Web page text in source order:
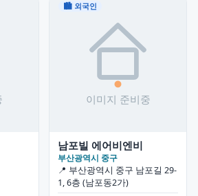
🏙 외국인
남포빌 에어비엔비
부산광역시 중구
📍 부산광역시 중구 남포길 29-
1, 6층 (남포동2가)